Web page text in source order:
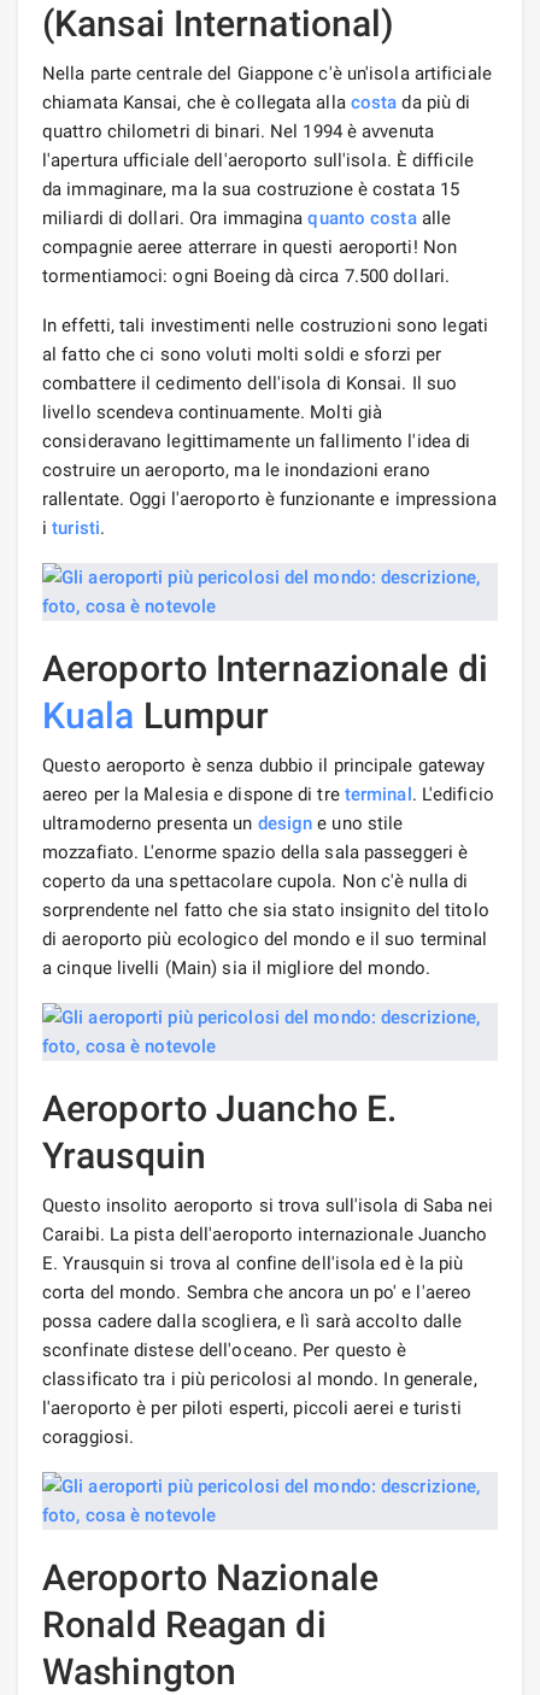
(Kansai International)
Nella parte centrale del Giappone c'è un'isola artificiale
chiamata Kansai, che è collegata alla costa da più di
quattro chilometri di binari. Nel 1994 è avvenuta
l'apertura ufficiale dell'aeroporto sull'isola. È difficile
da immaginare, ma la sua costruzione è costata 15
miliardi di dollari. Ora immaginaquanto costaalle
compagnie aeree atterrare in questi aeroporti! Non
tormentiamoci: ogni Boeing dà circa 7.500 dollari.
In effetti, tali investimenti nelle costruzioni sono legati
al fatto che ci sono voluti molti soldi e sforzi per
combattere il cedimento dell'isola di Konsai. Il suo
livello scendeva continuamente. Molti già
consideravano legittimamente un fallimento l'idea di
costruire un aeroporto, ma le inondazioni erano
rallentate. Oggi l'aeroporto è funzionante e impressiona
ituristi.
Aeroporto Internazionale di
Kuala Lumpur
Questo aeroporto è senza dubbio il principale gateway
aereo per la Malesia e dispone di tre terminal. L'edificio
ultramoderno presenta un design e uno stile
mozzafiato. L'enorme spazio della sala passeggeri è
coperto da una spettacolare cupola. Non c'è nulla di
sorprendente nel fatto che sia stato insignito del titolo
di aeroporto più ecologico del mondo e il suo terminal
a cinque livelli (Main) sia il migliore del mondo.
Aeroporto Juancho E.
Yrausquin
Questo insolito aeroporto si trova sull'isola di Saba nei
Caraibi. La pista dell'aeroporto internazionale Juancho
E. Yrausquin si trova al confine dell'isola ed è la più
corta del mondo. Sembra che ancora un po' e l'aereo
possa cadere dalla scogliera, e lì sarà accolto dalle
sconfinate distese dell'oceano. Per questo è
classificato tra i più pericolosi al mondo. In generale,
l'aeroporto è per piloti esperti, piccoli aerei e turisti
coraggiosi.
Aeroporto Nazionale
Ronald Reagan di
Washington